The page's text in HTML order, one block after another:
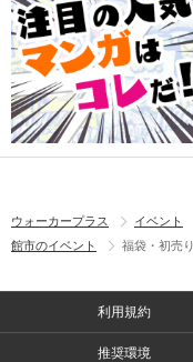
ウォーカープラス イベント
館市のイベント
福袋・初売り
利用規約
推奨環境